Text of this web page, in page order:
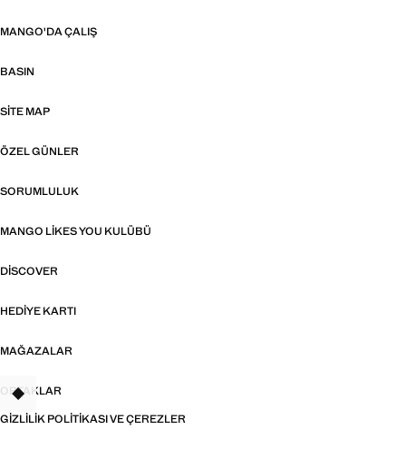
MANGO'DA ÇALIŞ
BASIN
SITE MAP
ÖZEL GÜNLER
SORUMLULUK
MANGO LIKES YOU KULÜBÜ
DISCOVER
HEDIYE KARTI
MAĞAZALAR
ORTAKLAR
GIZLILIK POLITIKASI VE ÇEREZLER